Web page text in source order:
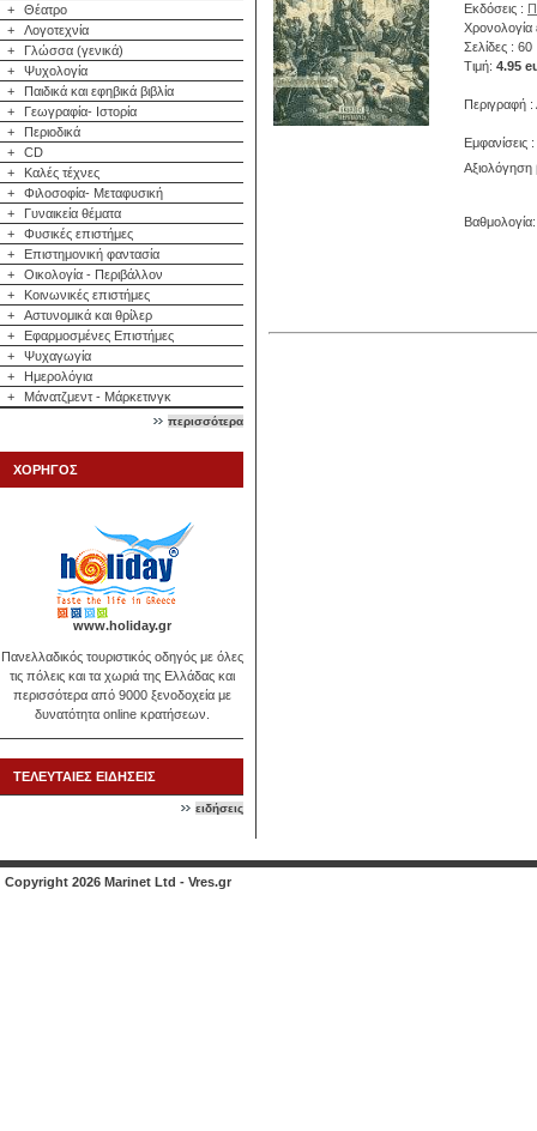
+
Θέατρο
+
Λογοτεχνία
+
Γλώσσα (γενικά)
+
Ψυχολογία
+
Παιδικά και εφηβικά βιβλία
+
Γεωγραφία- Ιστορία
+
Περιοδικά
+
CD
+
Καλές τέχνες
+
Φιλοσοφία- Μεταφυσική
+
Γυναικεία θέματα
+
Φυσικές επιστήμες
+
Επιστημονική φαντασία
+
Οικολογία - Περιβάλλον
+
Κοινωνικές επιστήμες
+
Αστυνομικά και θρίλερ
+
Εφαρμοσμένες Επιστήμες
+
Ψυχαγωγία
+
Ημερολόγια
+
Μάνατζμεντ - Μάρκετινγκ
περισσότερα
ΧΟΡΗΓΟΣ
www.holiday.gr
Πανελλαδικός τουριστικός οδηγός με όλες
τις πόλεις και τα χωριά της Ελλάδας και
περισσότερα από 9000 ξενοδοχεία με
δυνατότητα online κρατήσεων.
ΤΕΛΕΥΤΑΙΕΣ ΕΙΔΗΣΕΙΣ
ειδήσεις
Εκδόσεις :
Σελίδες : 60
Τιμή: 4.95
Περιγραφή :
Εμφανίσεις
Αξιολόγηση
Copyright 2026 Marinet Ltd - Vres.gr